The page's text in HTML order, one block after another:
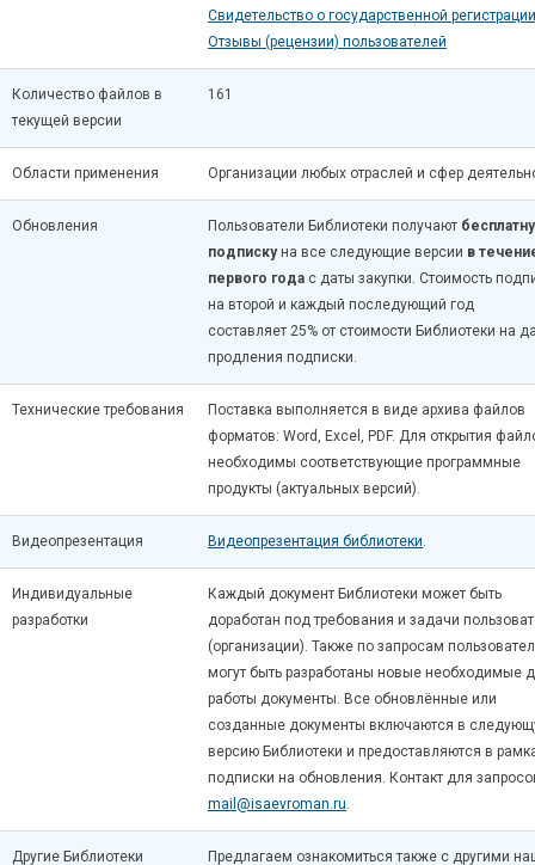
Свидетельство о государственной регистрации
Отзывы (рецензии) пользователей
Количество файлов в
текущей версии
161
Области применения Организации любых отраслей и сфер
Обновления Пользователи Библиотеки получают
подпискуна все следующие версии в
первого года с даты закупки. Стоимость
на второй и каждый последующий год
составляет 25% от стоимости Библиотеки на
продления подписки.
Технические требования
Поставка выполняется в виде архива файлов
форматов: Word, Excel, PDF. Для открытия
необходимы соответствующие программные
продукты (актуальных версий).
Видеопрезентация Видеопрезентация библиотеки.
Индивидуальные
разработки
Каждый документ Библиотеки может быть
доработан под требования и задачи
(организации). Также по запросам
могут быть разработаны новые необходимые
работы документы. Все обновлённые или
созданные документы включаются в
версию Библиотеки и предоставляются в
подписки на обновления. Контакт для
mail@isaevroman.ru.
Другие Библиотеки
Предлагаем ознакомиться также с другими